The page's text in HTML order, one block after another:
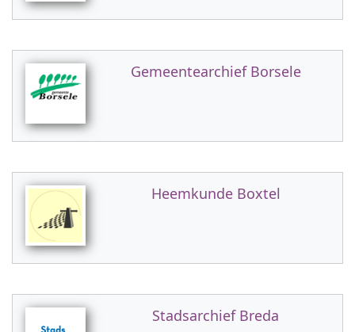
Gemeentearchief Borsele
Heemkunde Boxtel
Stadsarchief Breda